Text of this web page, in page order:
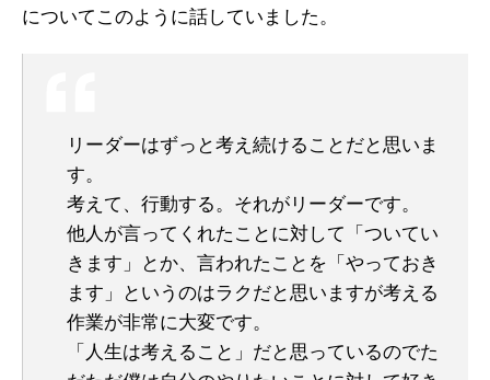
についてこのように話していました。
リーダーはずっと考え続けることだと思いま
す。
考えて、行動する。それがリーダーです。
他人が言ってくれたことに対して「ついてい
きます」とか、言われたことを「やっておき
ます」というのはラクだと思いますが考える
作業が非常に大変です。
「人生は考えること」だと思っているのでた